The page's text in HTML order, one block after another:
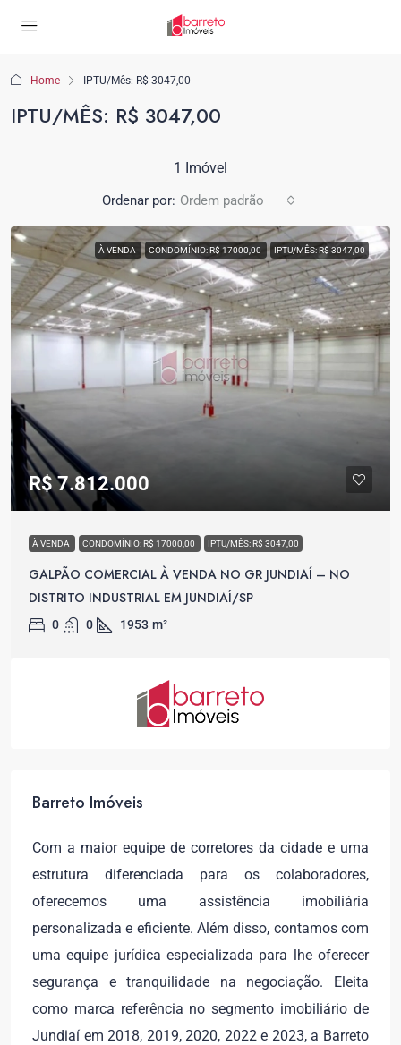
Home IPTU/Mês: R$ 3047,00
IPTU/MÊS: R$ 3047,00
1 Imóvel
Ordenar por: Ordem padrão
À VENDA CONDOMÍNIO: R$ 17000,00 IPTU/MÊS: R$ 3047,00
R$ 7.812.000
À VENDA CONDOMÍNIO: R$ 17000,00 IPTU/MÊS: R$ 3047,00
GALPÃO COMERCIAL À VENDA NO GR JUNDIAÍ – NO
DISTRITO INDUSTRIAL EM JUNDIAÍ/SP
0 0 1953 m²
Barreto Imóveis
Com a maior equipe de corretores da cidade e uma
estrutura diferenciada para os colaboradores,
oferecemos uma assistência imobiliária
personalizada e eficiente. Além disso, contamos com
uma equipe jurídica especializada para lhe oferecer
segurança e tranquilidade na negociação. Eleita
como marca referência no segmento imobiliário de
Jundiaí em 2018, 2019, 2020, 2022 e 2023, a Barreto